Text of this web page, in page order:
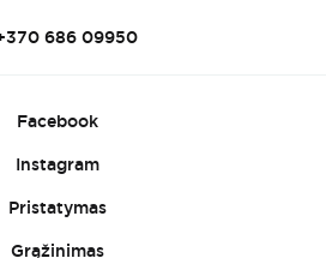
686 09950
Facebook
Instagram
Pristatymas
Grąžinimas